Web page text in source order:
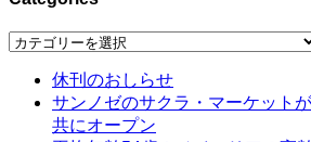
Categories
休刊のおしらせ
サンノゼのサクラ・マーケット
共にオープン